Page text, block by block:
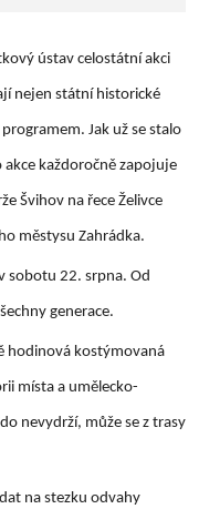
ústav celostátní akci
nejen státní historické
Jak už se stalo
každoročně zapojuje
Švihov na řece Želivce
městysu Zahrádka.
sobotu 22. srpna. Od
generace.
hodinová kostýmovaná
místa a umělecko-
nevydrží, může se z trasy
na stezku odvahy